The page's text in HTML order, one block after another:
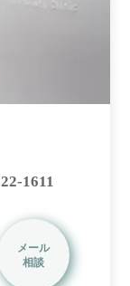
1611
メール
相談